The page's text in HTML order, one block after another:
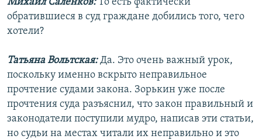
обратившиеся в суд граждане добились того, чего
хотели?
Татьяна Вольтская:Да. Это очень важный урок,
поскольку именно вскрыто неправильное
прочтение судами закона. Зорькин уже после
прочтения суда разъяснил, что закон правильный и
законодатели поступили мудро, написав эти статьи,
но судьи на местах читали их неправильно и это